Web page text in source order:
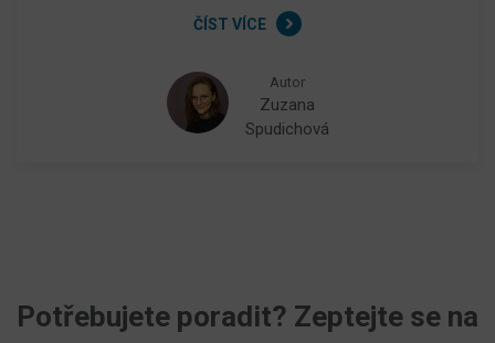
ČÍST VÍCE
Autor
Zuzana
Spudichová
Potřebujete poradit? Zeptejte se na